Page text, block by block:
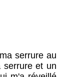
serrure au
serrure et un